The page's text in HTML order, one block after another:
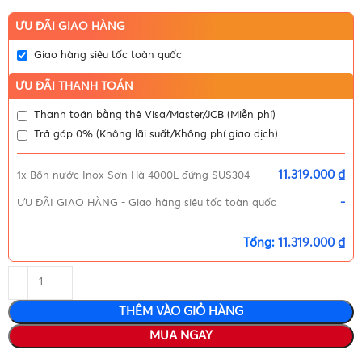
ƯU ĐÃI GIAO HÀNG
Giao hàng siêu tốc toàn quốc
ƯU ĐÃI THANH TOÁN
Thanh toán bằng thẻ Visa/Master/JCB (Miễn phí)
Trả góp 0% (Không lãi suất/Không phí giao dịch)
1x Bồn nước Inox Sơn Hà 4000L đứng SUS304 11.319.000 ₫
ƯU ĐÃI GIAO HÀNG -Giao hàng siêu tốc toàn quốc -
Tổng: 11.319.000 ₫
THÊM VÀO GIỎ HÀNG
MUA NGAY